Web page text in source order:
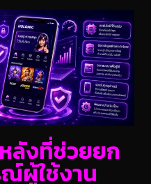
ลังที่ช่วยยก
ผู้ใช้งาน